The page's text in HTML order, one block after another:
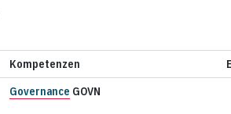
Kompetenzen
Governance GOVN